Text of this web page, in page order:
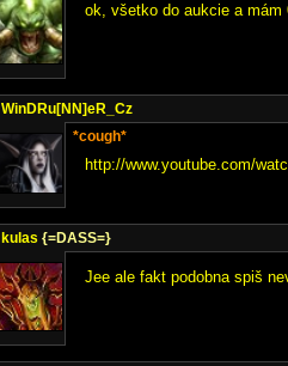
ok, všetko do aukcie a mám
WinDRu[NN]eR_Cz
*cough*
http://www.youtube.com/
kulas {=DASS=}
Jee ale fakt podobna spiš